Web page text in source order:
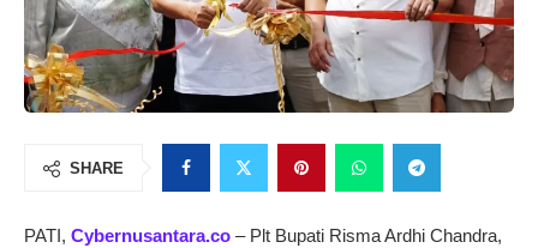
SHARE
PATI, Cybernusantara.co – Plt Bupati Risma Ardhi Chandra,